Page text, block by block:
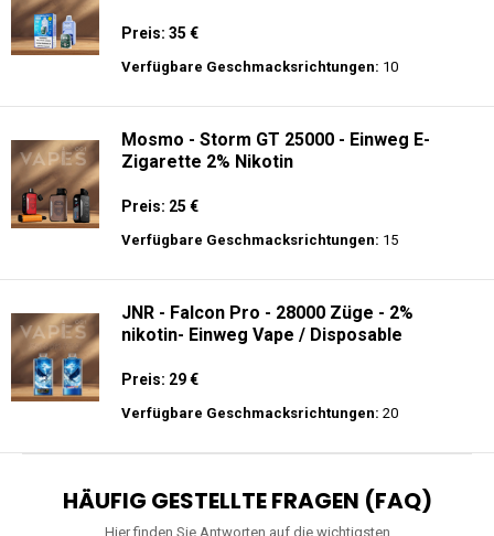
Preis: 35 €
Verfügbare Geschmacksrichtungen: 10
Mosmo - Storm GT 25000 - Einweg E-
Zigarette 2% Nikotin
Preis: 25 €
Verfügbare Geschmacksrichtungen: 15
JNR - Falcon Pro - 28000 Züge - 2%
nikotin- Einweg Vape / Disposable
Preis: 29 €
Verfügbare Geschmacksrichtungen: 20
HÄUFIG GESTELLTE FRAGEN (FAQ)
Hier finden Sie Antworten auf die wichtigsten